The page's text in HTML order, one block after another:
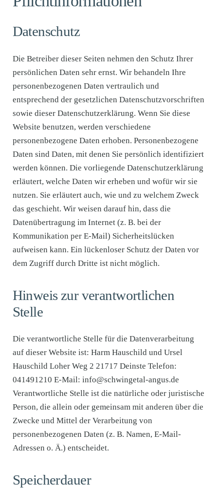
Datenschutz
Die Betreiber dieser Seiten nehmen den Schutz Ihrer
persönlichen Daten sehr ernst. Wir behandeln Ihre
personenbezogenen Daten vertraulich und
entsprechend der gesetzlichen Datenschutzvorschriften
sowie dieser Datenschutzerklärung. Wenn Sie diese
Website benutzen, werden verschiedene
personenbezogene Daten erhoben. Personenbezogene
Daten sind Daten, mit denen Sie persönlich identifiziert
werden können. Die vorliegende Datenschutzerklärung
erläutert, welche Daten wir erheben und wofür wir sie
nutzen. Sie erläutert auch, wie und zu welchem Zweck
das geschieht. Wir weisen darauf hin, dass die
Datenübertragung im Internet (z. B. bei der
Kommunikation per E-Mail) Sicherheitslücken
aufweisen kann. Ein lückenloser Schutz der Daten vor
dem Zugriff durch Dritte ist nicht möglich.
Hinweis zur verantwortlichen
Stelle
Die verantwortliche Stelle für die Datenverarbeitung
auf dieser Website ist: Harm Hauschild und Ursel
Hauschild Loher Weg 2 21717 Deinste Telefon:
041491210 E-Mail: info@schwingetal-angus.de
Verantwortliche Stelle ist die natürliche oder juristische
Person, die allein oder gemeinsam mit anderen über die
Zwecke und Mittel der Verarbeitung von
personenbezogenen Daten (z. B. Namen, E-Mail-
Adressen o. Ä.) entscheidet.
Speicherdauer